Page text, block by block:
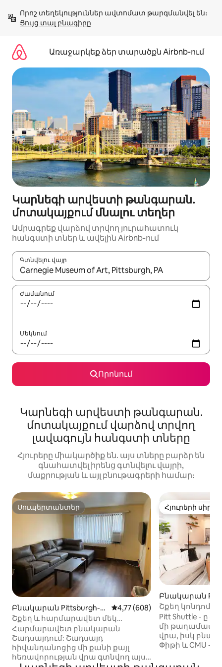
բովանդակությանը
Ցույց տալ բնագիրը
Առաջարկեք ձեր տարածքն Airbnb-ում
Կարնեգի արվեստի թանգարան․
մոտակայքում մնալու տեղեր
Ամրագրեք վարձով տրվող յուրահատուկ
հանգստի տներ և ավելին Airbnb-ում
Գտնվելու վայր
Երբ արդյունքները հասանելի լինեն, սլաքների
Ժամանում
Մեկնում
Որոնում
Կարնեգի արվեստի թանգարան.
մոտակայքում վարձով տրվող
լավագույն հանգստի տները
Հյուրերը միակարծիք են. այս տները բարձր են
գնահատվել իրենց գտնվելու վայրի,
մաքրության և այլ բնութագրերի համար։
Սուպերտանտեր
Սուպերտանտեր
Բնակարան Pittsburgh-ո
ւմ
Միջին վարկանիշը՝ 5-ից
4,77 (608)
Շքեղ և հարմարավետ մեկ
ննջասենյակ
Հարմարավետ բնակարան
Շադսայդում: Շադսայդ
հիվանդանոցից մի քանի քայլ
հեռավորության վրա գտնվող այս
Հյուրերի
Հյուրերի
Բնակարան
ւմ
Շքեղ
հիվանդանոցի
մահճակալ
Pitt Shuttle - ը
մի թաղամաս
վրա, իսկ
Փիթի և CMU -
նոր